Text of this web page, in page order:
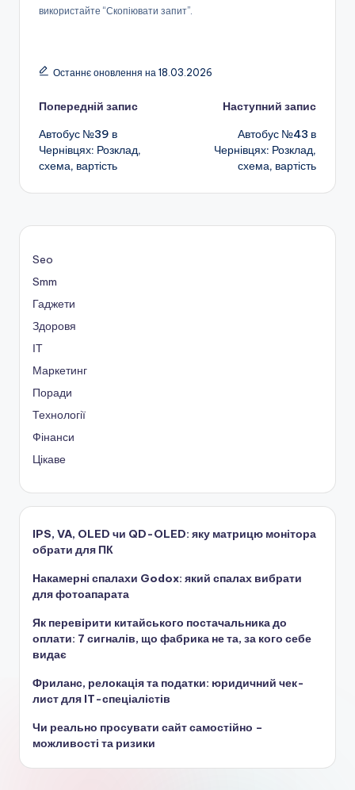
використайте “Скопіювати запит”.
Останнє оновлення на 18.03.2026
Навігація
по
запису
Попередній запис
Автобус №39 в
Чернівцях: Розклад,
схема, вартість
Наступний запис
Автобус №43 в
Чернівцях: Розклад,
схема, вартість
Seo
Smm
Гаджети
Здоровя
ІТ
Маркетинг
Поради
Технології
Фінанси
Цікаве
IPS, VA, OLED чи QD-OLED: яку матрицю монітора
обрати для ПК
Накамерні спалахи Godox: який спалах вибрати
для фотоапарата
Як перевірити китайського постачальника до
оплати: 7 сигналів, що фабрика не та, за кого себе
видає
Фриланс, релокація та податки: юридичний чек-
лист для IT-спеціалістів
Чи реально просувати сайт самостійно –
можливості та ризики